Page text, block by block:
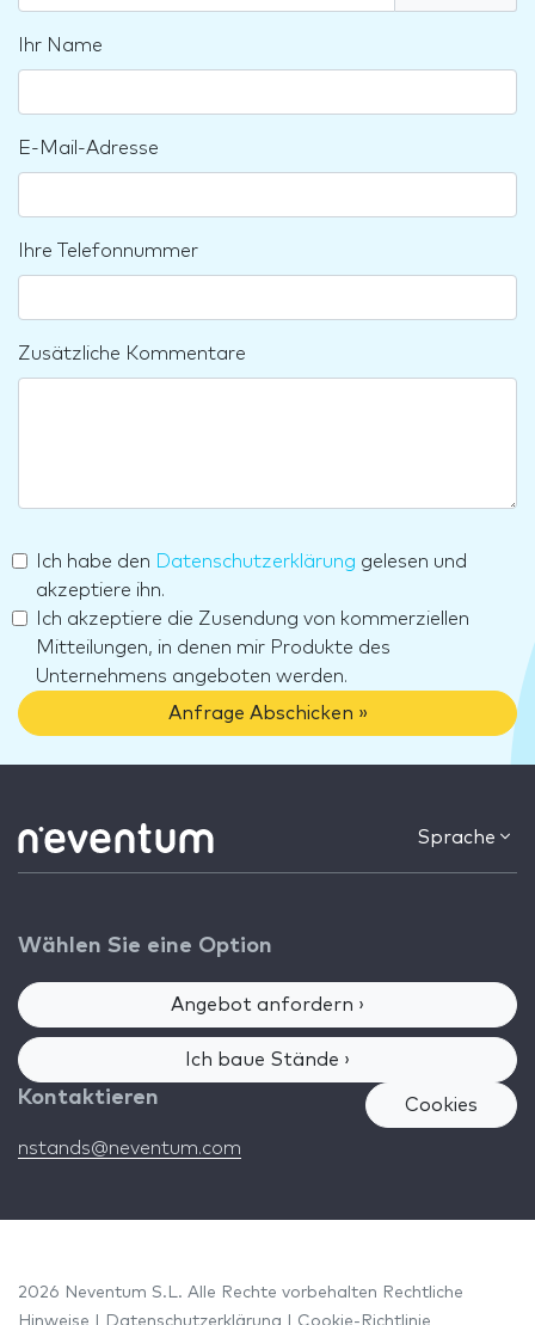
Ihr Name
E-Mail-Adresse
Ihre Telefonnummer
Zusätzliche Kommentare
Ich habe den Datenschutzerklärung gelesen und
akzeptiere ihn.
Ich akzeptiere die Zusendung von kommerziellen
Mitteilungen, in denen mir Produkte des
Unternehmens angeboten werden.
Anfrage Abschicken »
Sprache
Wählen Sie eine Option
Angebot anfordern ›
Ich baue Stände ›
Kontaktieren
nstands@neventum.com
Cookies
2026 Neventum S.L. Alle Rechte vorbehalten Rechtliche
Hinweise
Datenschutzerklärung Cookie-Richtlinie